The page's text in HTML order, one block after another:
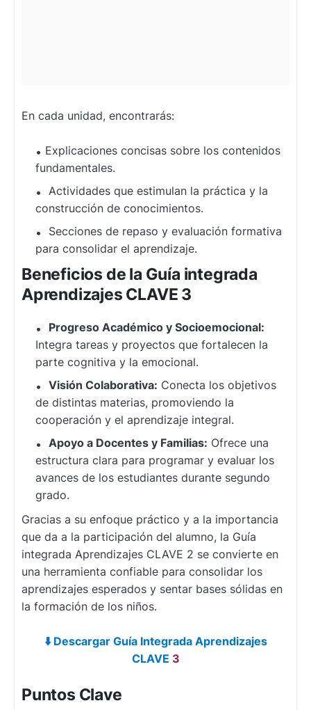
En cada unidad, encontrarás:
Explicaciones concisas sobre los contenidos
fundamentales.
Actividades que estimulan la práctica y la
construcción de conocimientos.
Secciones de repaso y evaluación formativa
para consolidar el aprendizaje.
Beneficios de la Guía integrada
Aprendizajes CLAVE 3
Progreso Académico y Socioemocional:
Integra tareas y proyectos que fortalecen la
parte cognitiva y la emocional.
Visión Colaborativa: Conecta los objetivos
de distintas materias, promoviendo la
cooperación y el aprendizaje integral.
Apoyo a Docentes y Familias: Ofrece una
estructura clara para programar y evaluar los
avances de los estudiantes durante segundo
grado.
Gracias a su enfoque práctico y a la importancia
que da a la participación del alumno, la Guía
integrada Aprendizajes CLAVE 2 se convierte en
una herramienta confiable para consolidar los
aprendizajes esperados y sentar bases sólidas en
la formación de los niños.
⬇️Descargar Guía Integrada Aprendizajes
CLAVE 3
Puntos Clave